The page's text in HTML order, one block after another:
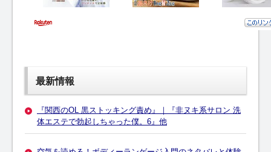
最新情報
『関西のOL 黒ストッキング責め』｜『非ヌキ系サロン 洗
体エステで勃起しちゃった僕。6』他